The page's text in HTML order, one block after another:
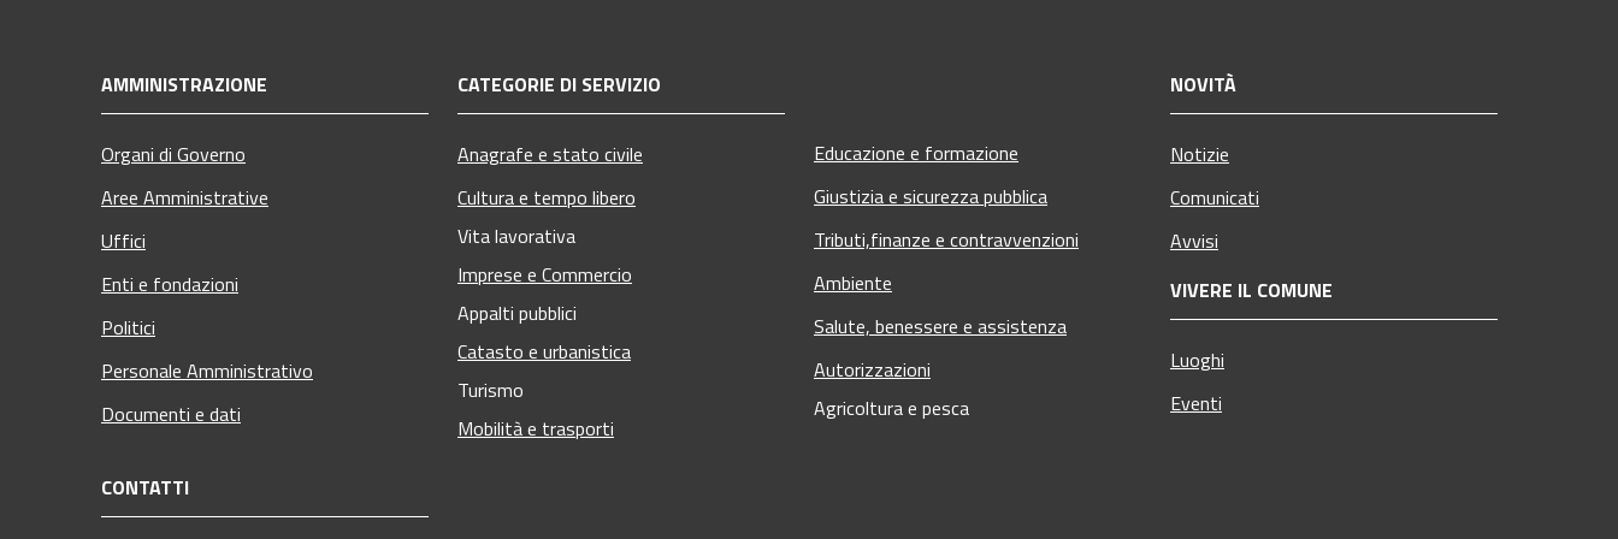
AMMINISTRAZIONE
Organi di Governo
Aree Amministrative
Uffici
Enti e fondazioni
Politici
Personale Amministrativo
Documenti e dati
CATEGORIE DI SERVIZIO
Anagrafe e stato civile
Cultura e tempo libero
Vita lavorativa
Imprese e Commercio
Appalti pubblici
Catasto e urbanistica
Turismo
Mobilità e trasporti
Educazione e formazione
Giustizia e sicurezza pubblica
Tributi,finanze e contravvenzioni
Ambiente
Salute, benessere e assistenza
Autorizzazioni
Agricoltura e pesca
NOVITÀ
Notizie
Comunicati
Avvisi
VIVERE IL COMUNE
Luoghi
Eventi
CONTATTI